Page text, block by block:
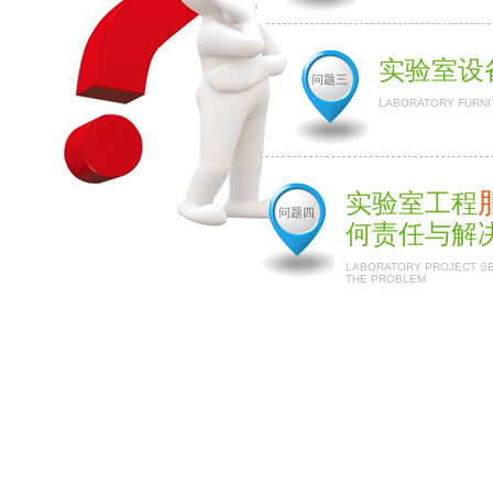
问题三 实验室设
LABORATORY
问题四 实验室工程
何责任与解
LABORATORY PROJECT
THE PROBLEM